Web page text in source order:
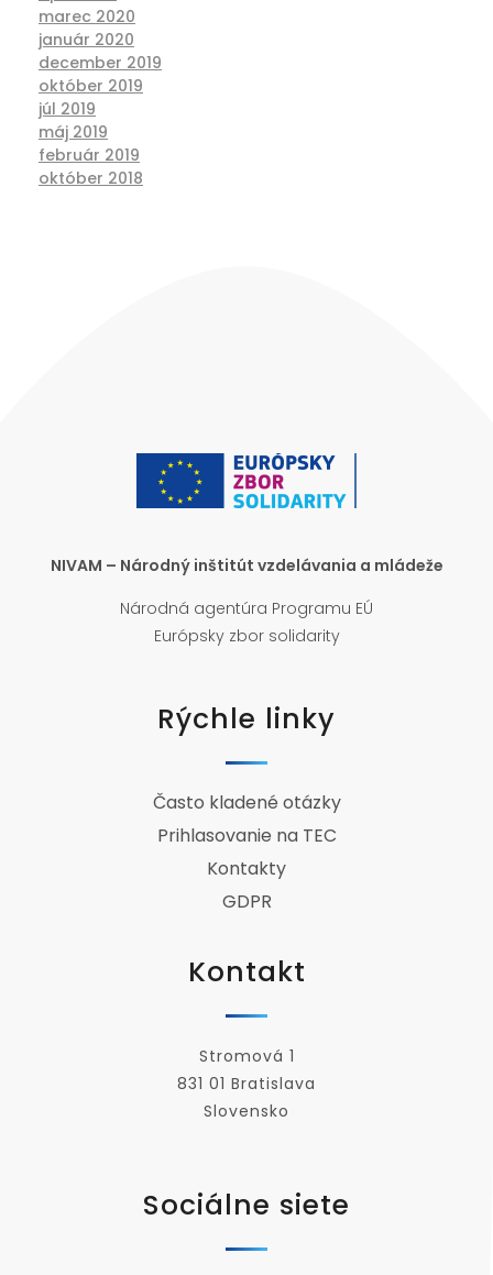
marec 2020
január 2020
december 2019
október 2019
júl 2019
máj 2019
február 2019
október 2018
NIVAM – Národný inštitút vzdelávania a mládeže
Národná agentúra Programu EÚ
Európsky zbor solidarity
Rýchle linky
Často kladené otázky
Prihlasovanie na TEC
Kontakty
GDPR
Kontakt
Stromová 1
831 01 Bratislava
Slovensko
Sociálne siete